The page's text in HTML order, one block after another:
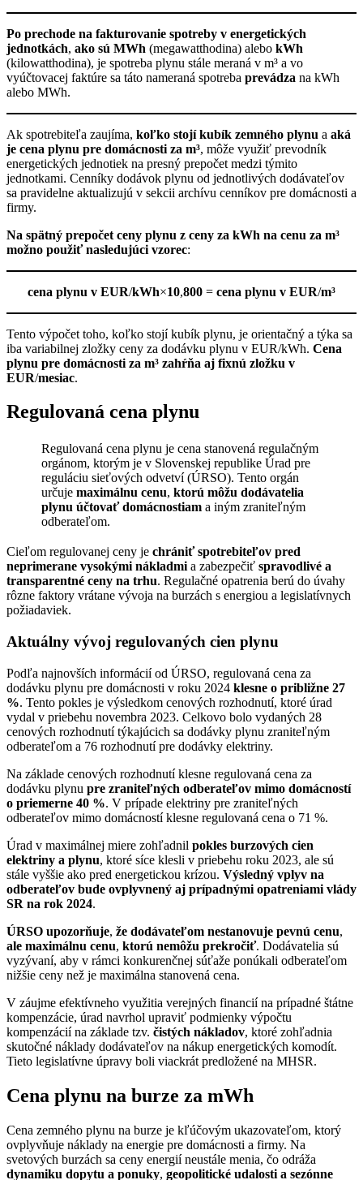
Po prechode na fakturovanie spotreby v energetických
jednotkách, ako sú MWh (megawatthodina) alebo kWh
(kilowatthodina), je spotreba plynu stále meraná v m³ a vo
vyúčtovacej faktúre sa táto nameraná spotreba prevádza na kWh
alebo MWh.
Ak spotrebiteľa zaujíma, koľko stojí kubík zemného plynu a aká
je cena plynu pre domácnosti za m³, môže využiť prevodník
energetických jednotiek na presný prepočet medzi týmito
jednotkami. Cenníky dodávok plynu od jednotlivých dodávateľov
sa pravidelne aktualizujú v sekcii archívu cenníkov pre domácnosti a
firmy.
Na spätný prepočet ceny plynu z ceny za kWh na cenu za m³
možno použiť nasledujúci vzorec:
cena plynu v EUR/kWh×10,800 = cena plynu v EUR/m³
Tento výpočet toho, koľko stojí kubík plynu, je orientačný a týka sa
iba variabilnej zložky ceny za dodávku plynu v EUR/kWh. Cena
plynu pre domácnosti za m³ zahŕňa aj fixnú zložku v
EUR/mesiac.
Regulovaná cena plynu
Regulovaná cena plynu je cena stanovená regulačným
orgánom, ktorým je v Slovenskej republike Úrad pre
reguláciu sieťových odvetví (ÚRSO). Tento orgán
určuje maximálnu cenu, ktorú môžu dodávatelia
plynu účtovať domácnostiam a iným zraniteľným
odberateľom.
Cieľom regulovanej ceny je chrániť spotrebiteľov pred
neprimerane vysokými nákladmi a zabezpečiť spravodlivé a
transparentné ceny na trhu. Regulačné opatrenia berú do úvahy
rôzne faktory vrátane vývoja na burzách s energiou a legislatívnych
požiadaviek.
Aktuálny vývoj regulovaných cien plynu
Podľa najnovších informácií od ÚRSO, regulovaná cena za
dodávku plynu pre domácnosti v roku 2024 klesne o približne 27
%. Tento pokles je výsledkom cenových rozhodnutí, ktoré úrad
vydal v priebehu novembra 2023. Celkovo bolo vydaných 28
cenových rozhodnutí týkajúcich sa dodávky plynu zraniteľným
odberateľom a 76 rozhodnutí pre dodávky elektriny.
Na základe cenových rozhodnutí klesne regulovaná cena za
dodávku plynu pre zraniteľných odberateľov mimo domácností
o priemerne 40 %. V prípade elektriny pre zraniteľných
odberateľov mimo domácností klesne regulovaná cena o 71 %.
Úrad v maximálnej miere zohľadnil pokles burzových cien
elektriny a plynu, ktoré síce klesli v priebehu roku 2023, ale sú
stále vyššie ako pred energetickou krízou. Výsledný vplyv na
odberateľov bude ovplyvnený aj prípadnými opatreniami vlády
SR na rok 2024.
ÚRSO upozorňuje, že dodávateľom nestanovuje pevnú cenu,
ale maximálnu cenu, ktorú nemôžu prekročiť. Dodávatelia sú
vyzývaní, aby v rámci konkurenčnej súťaže ponúkali odberateľom
nižšie ceny než je maximálna stanovená cena.
V záujme efektívneho využitia verejných financií na prípadné štátne
kompenzácie, úrad navrhol upraviť podmienky výpočtu
kompenzácií na základe tzv. čistých nákladov, ktoré zohľadnia
skutočné náklady dodávateľov na nákup energetických komodít.
Tieto legislatívne úpravy boli viackrát predložené na MHSR.
Cena plynu na burze za mWh
Cena zemného plynu na burze je kľúčovým ukazovateľom, ktorý
ovplyvňuje náklady na energie pre domácnosti a firmy. Na
svetových burzách sa ceny energií neustále menia, čo odráža
dynamiku dopytu a ponuky, geopolitické udalosti a sezónne